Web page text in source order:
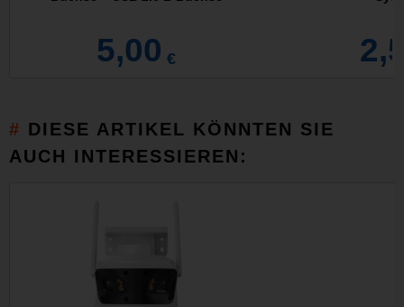
5,00 €
DIESE ARTIKEL KÖNNTEN SIE
AUCH INTERESSIEREN: